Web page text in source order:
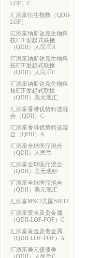
LOF）C
汇添富恒生指数（QDII-
LOF）
汇添富纳斯达克生物科
技ETF发起式联接
（QDII）人民币A
汇添富纳斯达克生物科
技ETF发起式联接
（QDII）人民币C
汇添富纳斯达克生物科
技ETF发起式联接
（QDII）美元现汇
汇添富香港优势精选混
合（QDII）C
汇添富香港优势精选混
合（QDII）A
汇添富全球医疗混合
（QDII）人民币
汇添富全球医疗混合
（QDII）美元现钞
汇添富全球医疗混合
（QDII）美元现汇
汇添富MSCI美国50ETF
汇添富黄金及贵金属
（QDII-LOF-FOF）C
汇添富黄金及贵金属
（QDII-LOF-FOF）A
汇添富美元债债券
（QDII）人民币C